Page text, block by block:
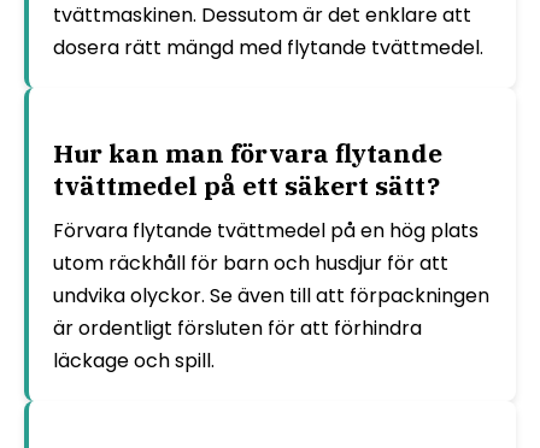
tvättmaskinen. Dessutom är det enklare att
dosera rätt mängd med flytande tvättmedel.
Hur kan man förvara flytande
tvättmedel på ett säkert sätt?
Förvara flytande tvättmedel på en hög plats
utom räckhåll för barn och husdjur för att
undvika olyckor. Se även till att förpackningen
är ordentligt försluten för att förhindra
läckage och spill.